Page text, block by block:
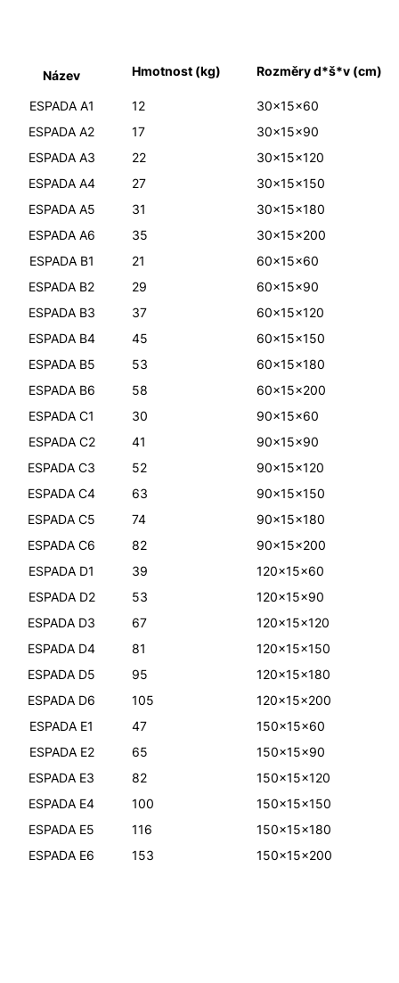
Název Hmotnost (kg) Rozměry d*š*v (cm)
ESPADA A1 12
30x15x60
ESPADA A2
17
30x15x90
ESPADA A3
22
30x15x120
ESPADA A4
27
30x15x150
ESPADA A5
31
30x15x180
ESPADA A6
35
30x15x200
ESPADA B1
21
60x15x60
ESPADA B2
29
60x15x90
ESPADA B3
37
60x15x120
ESPADA B4
45
60x15x150
ESPADA B5
53
60x15x180
ESPADA B6
58
60x15x200
ESPADA C1
30
90x15x60
ESPADA C2
41
90x15x90
ESPADA C3
52
90x15x120
ESPADA C4
63
90x15x150
ESPADA C5
74
90x15x180
ESPADA C6
82
90x15x200
ESPADA D1
39
120x15x60
ESPADA D2
53
120x15x90
ESPADA D3
67
120x15x120
ESPADA D4
81
120x15x150
ESPADA D5
95
120x15x180
ESPADA D6
105
120x15x200
ESPADA E1
47
150x15x60
ESPADA E2
65
150x15x90
ESPADA E3
82
150x15x120
ESPADA E4
100
150x15x150
ESPADA E5
116
150x15x180
ESPADA E6
153 150x15x200